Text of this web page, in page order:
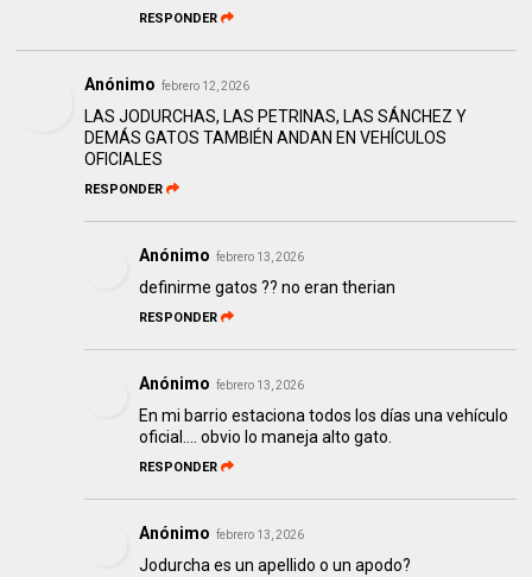
RESPONDER
Anónimo febrero 12, 2026
LAS JODURCHAS, LAS PETRINAS, LAS SÁNCHEZ Y
DEMÁS GATOS TAMBIÉN ANDAN EN VEHÍCULOS
OFICIALES
RESPONDER
Anónimo febrero 13, 2026
definirme gatos ?? no eran therian
RESPONDER
Anónimo febrero 13, 2026
En mi barrio estaciona todos los días una vehículo
oficial.... obvio lo maneja alto gato.
RESPONDER
Anónimo febrero 13, 2026
Jodurcha es un apellido o un apodo?